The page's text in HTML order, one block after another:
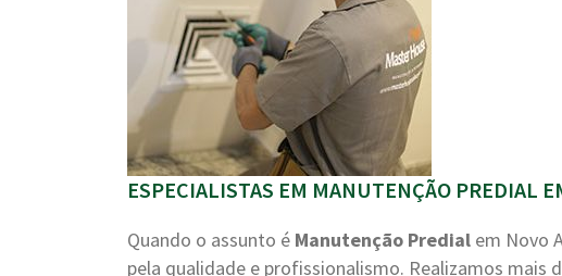
ESPECIALISTAS EM MANUTENÇÃO PREDIAL
Quando o assunto é Manutenção Predial em Novo
pela qualidade e profissionalismo. Realizamos mais